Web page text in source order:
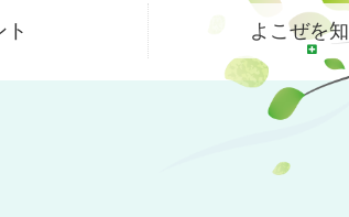
ト よこぜを